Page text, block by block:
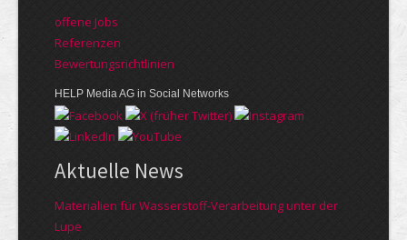
offene Jobs
Referenzen
Bewer­tungs­richt­linien
HELP Media AG in Social Networks
Aktuelle News
Materialien für Wasserstoff-Verarbeitung unter der
Lupe